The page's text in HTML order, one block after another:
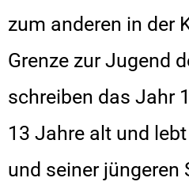
zum anderen in der
Grenze zur Jugend
schreiben das Jahr
13 Jahre alt und
und seiner jüngeren